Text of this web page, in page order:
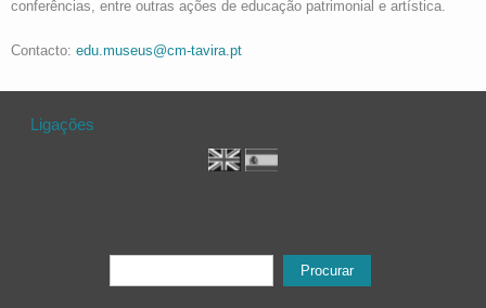
conferências, entre outras ações de educação patrimonial e artística.
Contacto: edu.museus@cm-tavira.pt
Ligações
Formulário de procura